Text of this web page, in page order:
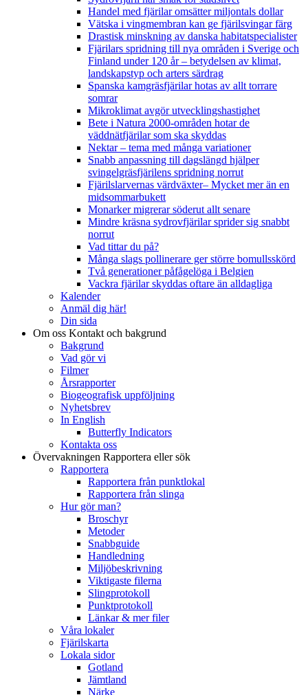
Handel med fjärilar omsätter miljontals dollar
Vätska i vingmembran kan ge fjärilsvingar färg
Drastisk minskning av danska habitatspecialister
Fjärilars spridning till nya områden i Sverige och
Finland under 120 år– betydelsen av klimat,
landskapstyp och arters särdrag
Spanska kamgräsfjärilar hotas av allt torrare
somrar
Mikroklimat avgör utvecklingshastighet
Bete i Natura 2000-områden hotar de
väddnätfjärilar som ska skyddas
Nektar – tema med många variationer
Snabb anpassning till dagslängd hjälper
svingelgräsfjärilens spridning norrut
Fjärilslarvernas värdväxter– Mycket mer än en
midsommarbukett
Monarker migrerar söderut allt senare
Mindre kräsna sydrovfjärilar sprider sig snabbt
norrut
Vad tittar du på?
Många slags pollinerare ger större bomullsskörd
Två generationer påfågelöga i Belgien
Vackra fjärilar skyddas oftare än alldagliga
Kalender
Anmäl dig här!
Din sida
Om oss Kontakt och bakgrund
Bakgrund
Vad gör vi
Filmer
Årsrapporter
Biogeografisk uppföljning
Nyhetsbrev
In English
Butterfly Indicators
Kontakta oss
Övervakningen Rapportera eller sök
Rapportera
Rapportera från punktlokal
Rapportera från slinga
Hur gör man?
Broschyr
Metoder
Snabbguide
Handledning
Miljöbeskrivning
Viktigaste filerna
Slingprotokoll
Punktprotokoll
Länkar & mer filer
Våra lokaler
Fjärilskarta
Lokala sidor
Gotland
Jämtland
Närke